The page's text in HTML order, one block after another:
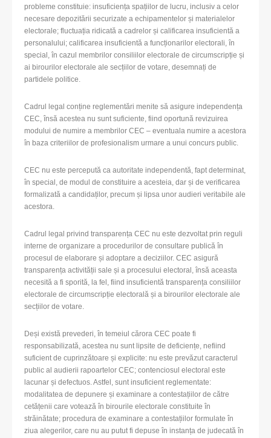
probleme constituie: insuficiența spațiilor de lucru, inclusiv a celor
necesare depozitării securizate a echipamentelor și materialelor
electorale; fluctuația ridicată a cadrelor și calificarea insuficientă a
personalului; calificarea insuficientă a funcționarilor electorali, în
special, în cazul membrilor consiliilor electorale de circumscripție și
ai birourilor electorale ale secțiilor de votare, desemnați de
partidele politice.
Cadrul legal conține reglementări menite să asigure independența
CEC, însă acestea nu sunt suficiente, fiind oportună revizuirea
modului de numire a membrilor CEC – eventuala numire a acestora
în baza criteriilor de profesionalism urmare a unui concurs public.
CEC nu este percepută ca autoritate independentă, fapt determinat,
în special, de modul de constituire a acesteia, dar și de verificarea
formalizată a candidaților, precum și lipsa unor audieri veritabile ale
acestora.
Cadrul legal privind transparența CEC nu este dezvoltat prin reguli
interne de organizare a procedurilor de consultare publică în
procesul de elaborare și adoptare a deciziilor. CEC asigură
transparența activității sale și a procesului electoral, însă aceasta
necesită a fi sporită, la fel, fiind insuficientă transparența consiliilor
electorale de circumscripție electorală și a birourilor electorale ale
secțiilor de votare.
Deși există prevederi, în temeiul cărora CEC poate fi
responsabilizată, acestea nu sunt lipsite de deficiențe, nefiind
suficient de cuprinzătoare și explicite: nu este prevăzut caracterul
public al audierii rapoartelor CEC; contenciosul electoral este
lacunar și defectuos. Astfel, sunt insuficient reglementate:
modalitatea de depunere și examinare a contestațiilor de către
cetățenii care votează în birourile electorale constituite în
străinătate; procedura de examinare a contestațiilor formulate în
ziua alegerilor, care nu au putut fi depuse în instanța de judecată în